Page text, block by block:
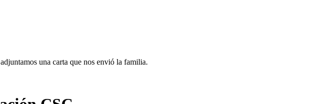
una carta que nos envió la familia.